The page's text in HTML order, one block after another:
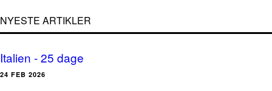
NYESTE ARTIKLER
Italien - 25 dage
24 FEB 2026